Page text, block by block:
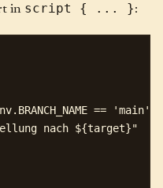
in script { ... }:
== 'main'
nach ${target}"